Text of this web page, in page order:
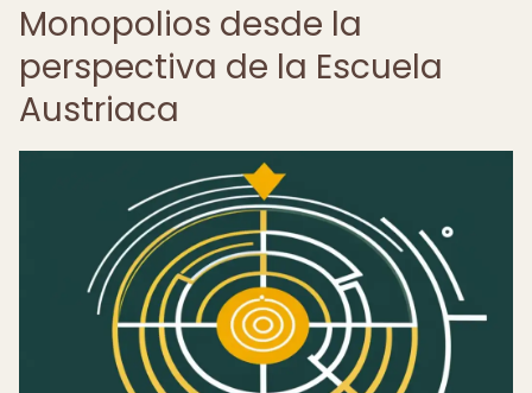
Monopolios desde la
perspectiva de la Escuela
Austriaca